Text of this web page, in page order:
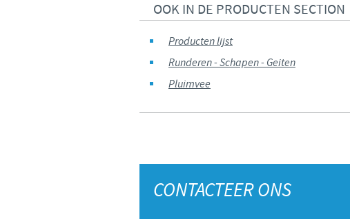
OOK IN DE PRODUCTEN SECTION
Producten lijst
Runderen - Schapen - Geiten
Pluimvee
CONTACTEER ONS